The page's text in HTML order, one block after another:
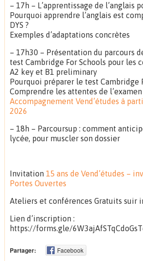
– 17h – L’apprentissage de l’anglais
Pourquoi apprendre l’anglais est
DYS ?
Exemples d’adaptations concrètes
– 17h30 – Présentation du parcours
test Cambridge For Schools pour les
A2 key et B1 preliminary
Pourquoi préparer le test Cambridge
Comprendre les attentes de l’examen
Accompagnement Vend’études à
2026
– 18h – Parcoursup : comment
lycée, pour muscler son dossier
Invitation 15 ans de Vend’études –
Portes Ouvertes
Ateliers et conférences Gratuits suir
Lien d’inscription :
https://forms.gle/
Partager: Facebook